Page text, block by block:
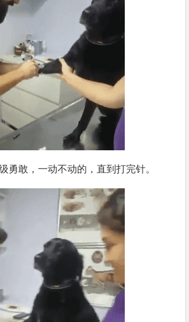
勇敢，一动不动的，直到打完针。